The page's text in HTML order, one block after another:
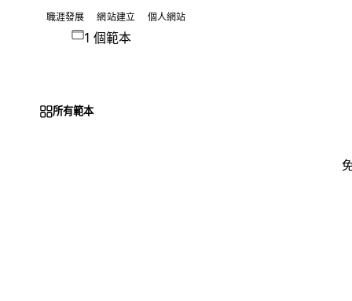
職涯發展 網站建立 個人網站
1 個範本
所有範本